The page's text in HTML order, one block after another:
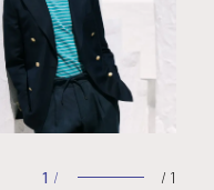
1 1
/ / 1